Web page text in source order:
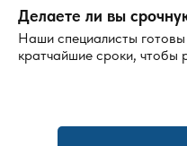
Делаете ли вы
Наши специалисты
кратчайшие сроки, чтобы